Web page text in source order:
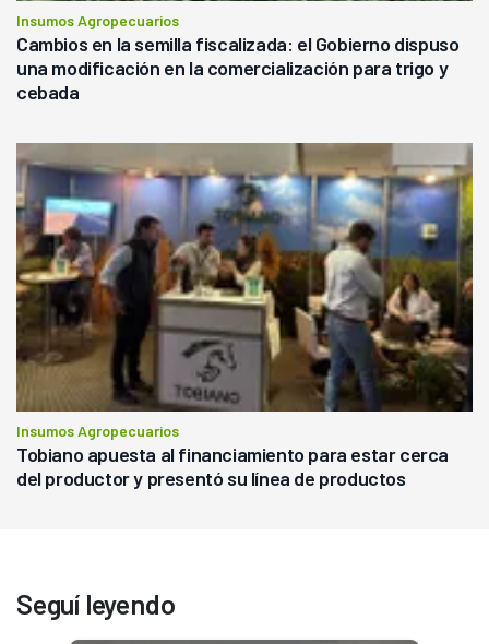
Insumos Agropecuarios
Cambios en la semilla fiscalizada: el Gobierno dispuso
una modificación en la comercialización para trigo y
cebada
Insumos Agropecuarios
Tobiano apuesta al financiamiento para estar cerca
del productor y presentó su línea de productos
Seguí leyendo